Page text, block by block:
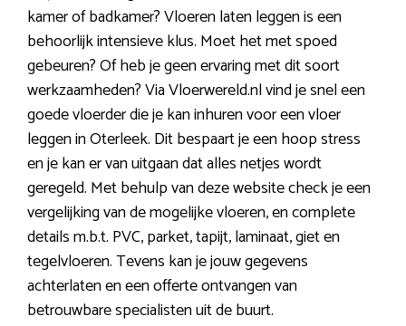
kamer of badkamer? Vloeren laten leggen is een
behoorlijk intensieve klus. Moet het met spoed
gebeuren? Of heb je geen ervaring met dit soort
werkzaamheden? Via Vloerwereld.nl vind je snel een
goede vloerder die je kan inhuren voor een vloer
leggen in Oterleek. Dit bespaart je een hoop stress
en je kan er van uitgaan dat alles netjes wordt
geregeld. Met behulp van deze website check je een
vergelijking van de mogelijke vloeren, en complete
details m.b.t. PVC, parket, tapijt, laminaat, giet en
tegelvloeren. Tevens kan je jouw gegevens
achterlaten en een offerte ontvangen van
betrouwbare specialisten uit de buurt.